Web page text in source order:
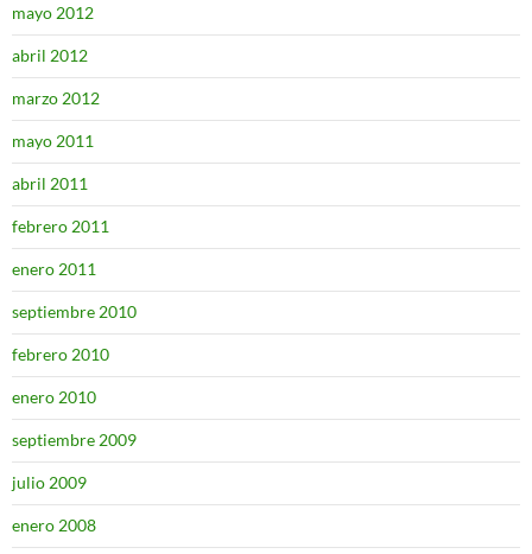
mayo 2012
abril 2012
marzo 2012
mayo 2011
abril 2011
febrero 2011
enero 2011
septiembre 2010
febrero 2010
enero 2010
septiembre 2009
julio 2009
enero 2008